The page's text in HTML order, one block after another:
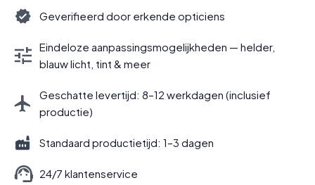
Geverifieerd door erkende opticiens
Eindeloze aanpassingsmogelijkheden — helder,
blauw licht, tint & meer
Geschatte levertijd: 8–12 werkdagen (inclusief
productie)
Standaard productietijd: 1–3 dagen
24/7 klantenservice